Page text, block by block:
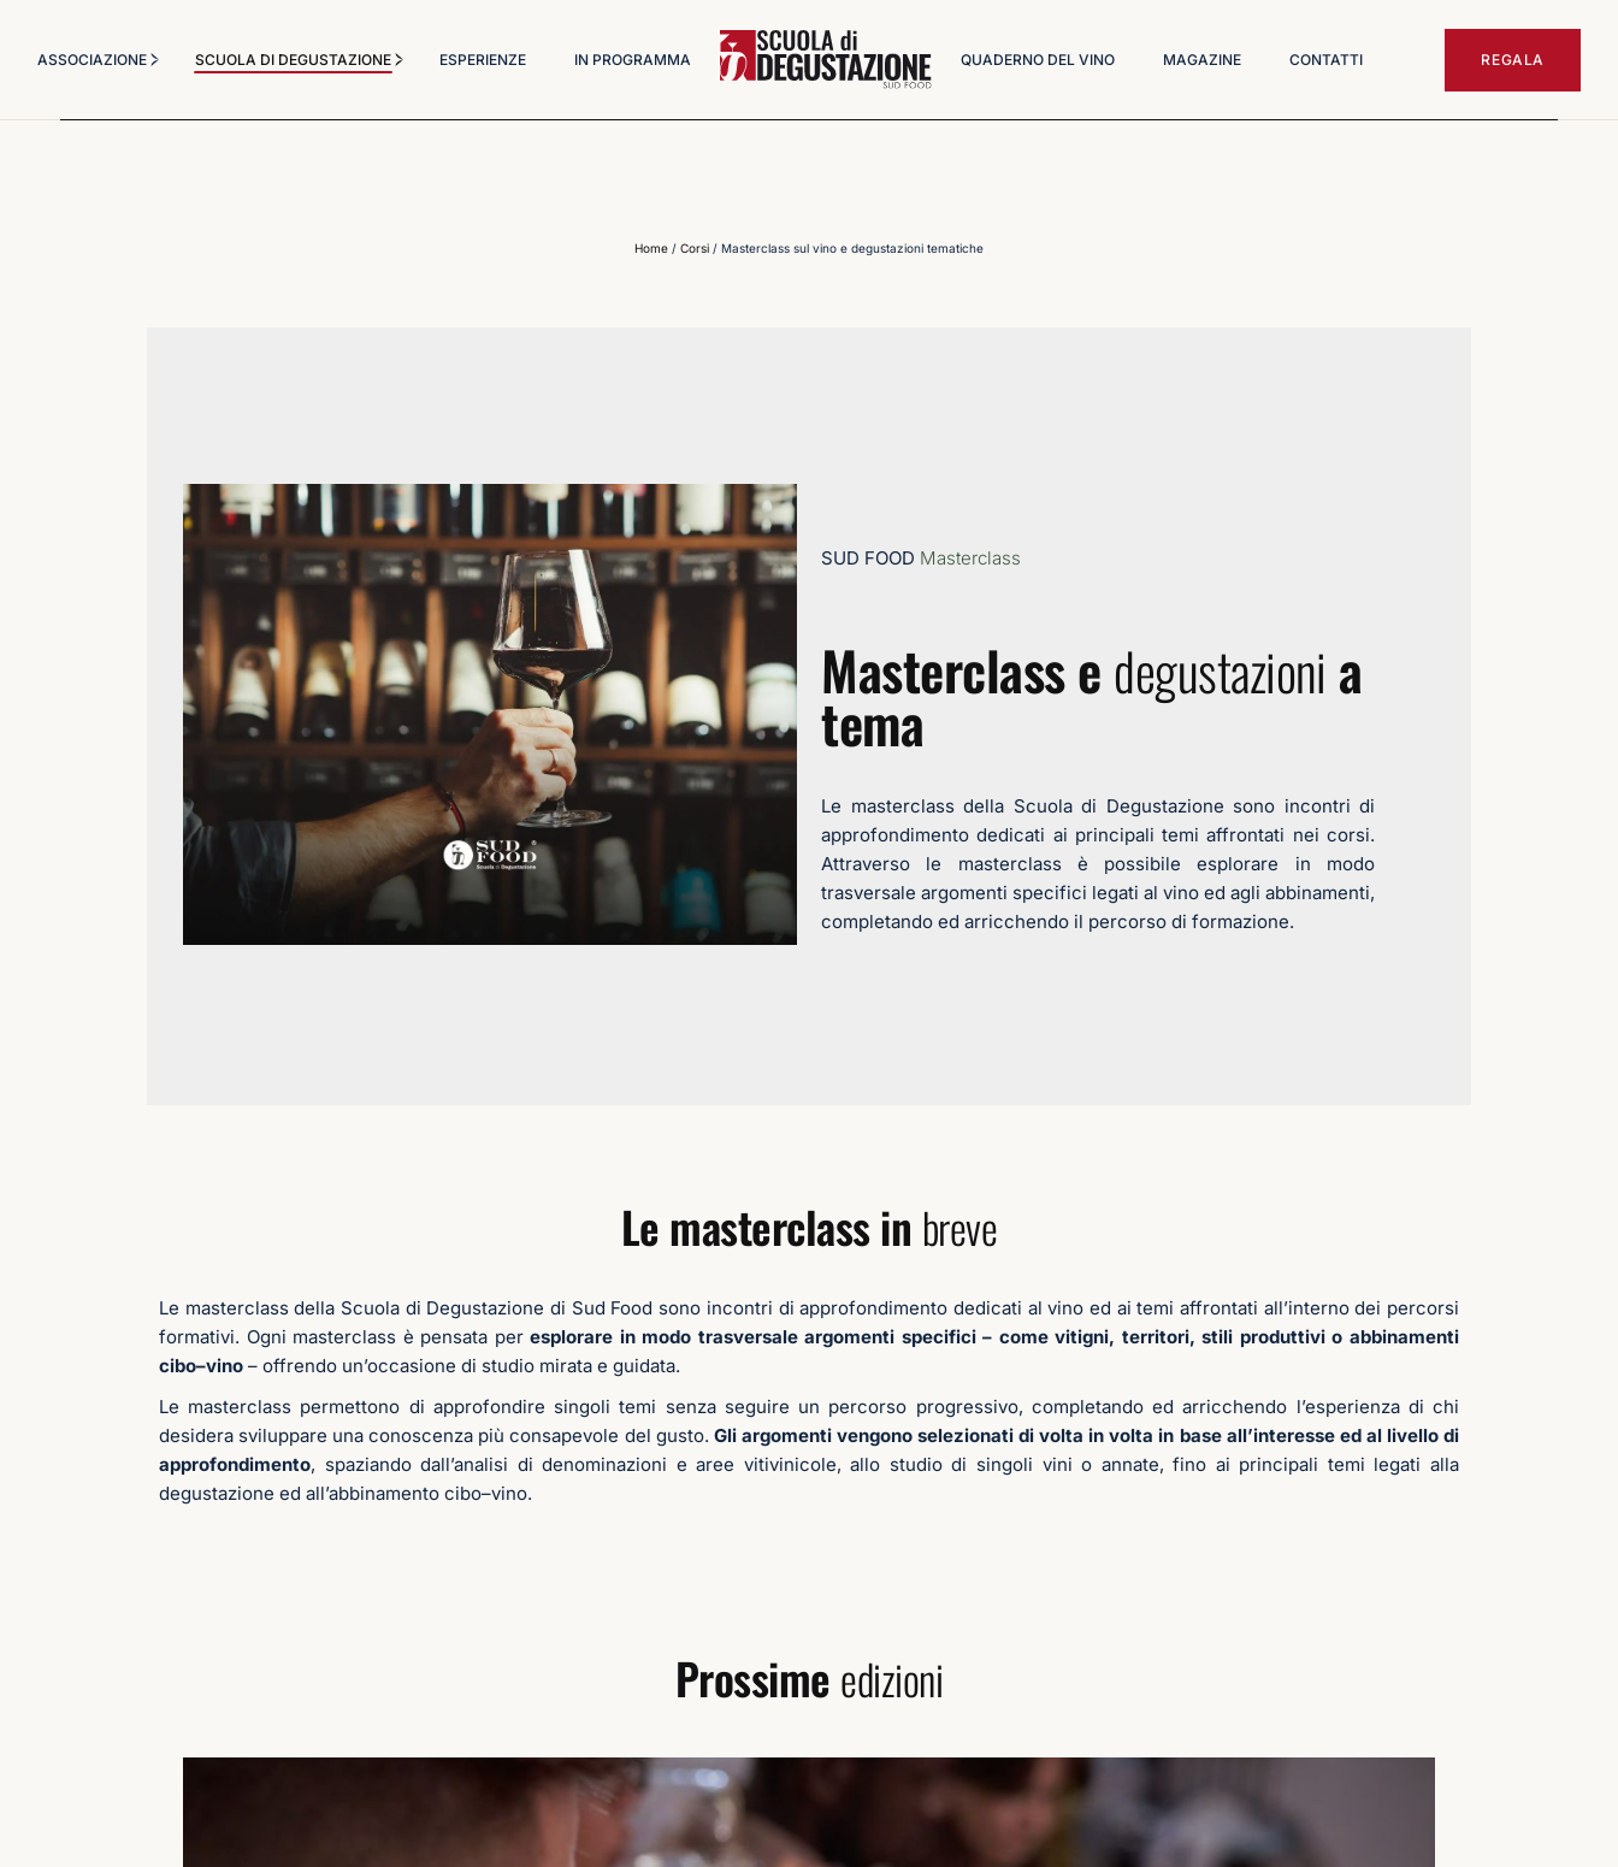
ASSOCIAZIONE SCUOLA DI DEGUSTAZIONE ESPERIENZE IN PROGRAMMA QUADERNO DEL VINO MAGAZINE CONTATTI REGALA
Home / Corsi / Masterclass sul vino e degustazioni tematiche
SUD FOOD Masterclass
Masterclass e degustazioni a
tema
Le masterclass della Scuola di Degustazione sono incontri di
approfondimento dedicati ai principali temi affrontati nei corsi.
Attraverso le masterclass è possibile esplorare in modo
trasversale argomenti specifici legati al vino ed agli abbinamenti,
completando ed arricchendo il percorso di formazione.
Le masterclass in breve
Le masterclass della Scuola di Degustazione di Sud Food sono incontri di approfondimento dedicati al vino ed ai temi affrontati all’interno dei percorsi
formativi. Ogni masterclass è pensata peresplorare in modo trasversale argomenti specifici – come vitigni, territori, stili produttivi o abbinamenti
cibo–vino – offrendo un’occasione di studio mirata e guidata.
Le masterclass permettono di approfondire singoli temi senza seguire un percorso progressivo, completando ed arricchendo l’esperienza di chi
desidera sviluppare una conoscenza più consapevole del gusto. Gli argomenti vengono selezionati di volta in volta in base all’interesse ed al livello di
approfondimento, spaziando dall’analisi di denominazioni e aree vitivinicole, allo studio di singoli vini o annate, fino ai principali temi legati alla
degustazione ed all’abbinamento cibo–vino.
Prossimeedizioni